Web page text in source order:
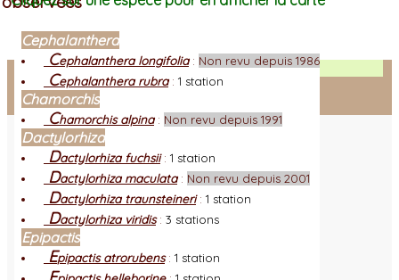
Facebook
Connexion adhérent
Cephalanthera
Cephalanthera longifolia: Non revu depuis 1986
Cephalanthera rubra: 1 station
Chamorchis
Chamorchis alpina: Non revu depuis 1991
Dactylorhiza
Dactylorhiza fuchsii: 1 station
Dactylorhiza maculata: Non revu depuis 2001
Dactylorhiza traunsteineri: 1 station
Dactylorhiza viridis: 3 stations
Epipactis
Epipactis atrorubens: 1 station